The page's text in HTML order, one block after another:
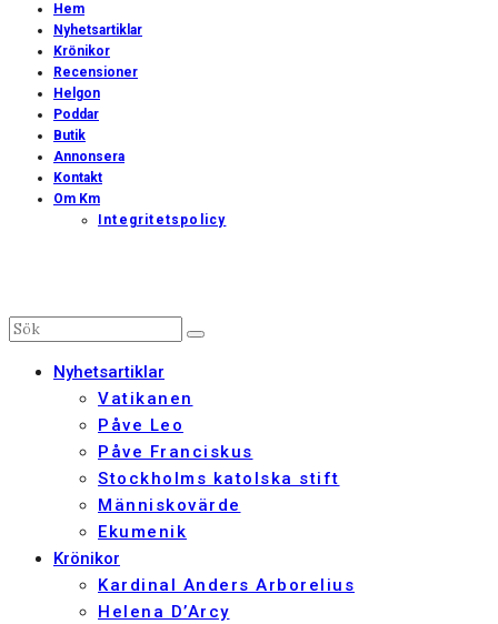
Hem
Nyhetsartiklar
Krönikor
Recensioner
Helgon
Poddar
Butik
Annonsera
Kontakt
Om Km
Integritetspolicy
Nyhetsartiklar
Vatikanen
Påve Leo
Påve Franciskus
Stockholms katolska stift
Människovärde
Ekumenik
Krönikor
Kardinal Anders Arborelius
Helena D’Arcy